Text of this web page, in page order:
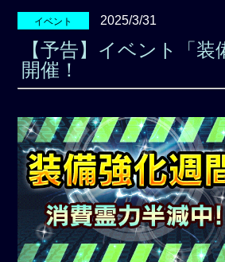
イベント 2025/3/31
【予告】イベント「装
開催！